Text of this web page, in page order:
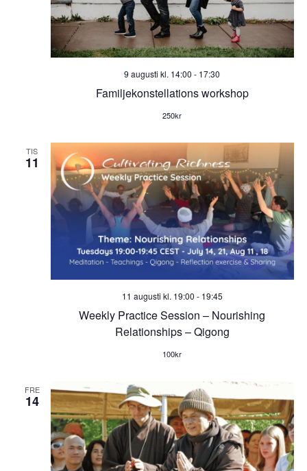
n
d
V
e
w
s
N
a
i
a
t
i
n
9 augusti kl. 14:00 - 17:30
Familjekonstellations workshop
250kr
TIS
11
11 augusti kl. 19:00 - 19:45
Weekly Practice Session – Nourishing
Relationships – Qigong
100kr
FRE
14